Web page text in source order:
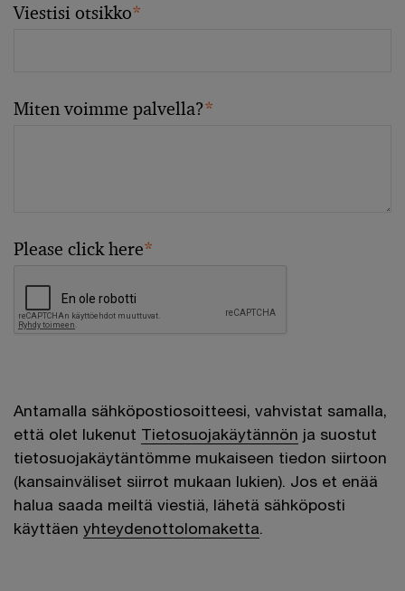
Viestisi otsikko*
Miten voimme palvella?*
Please click here*
Antamalla sähköpostiosoitteesi, vahvistat samalla,
että olet lukenut Tietosuojakäytännön ja suostut
tietosuojakäytäntömme mukaiseen tiedon siirtoon
(kansainväliset siirrot mukaan lukien). Jos et enää
halua saada meiltä viestiä, lähetä sähköposti
käyttäen yhteydenottolomaketta.